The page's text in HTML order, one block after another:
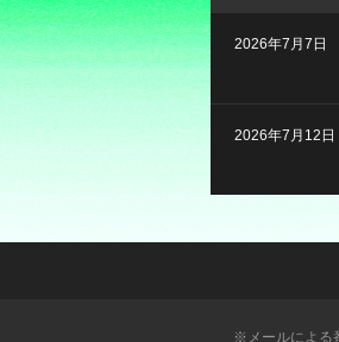
2026年7月7日
2026年7月12日
※メールによる